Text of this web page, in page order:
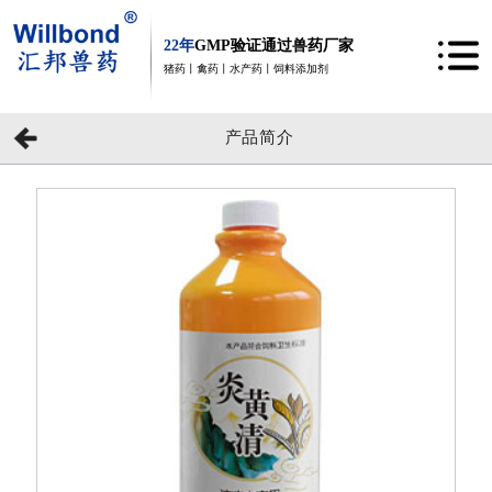
22年GMP验证通过兽药厂家
猪药丨禽药丨水产药丨饲料添加剂
产品简介